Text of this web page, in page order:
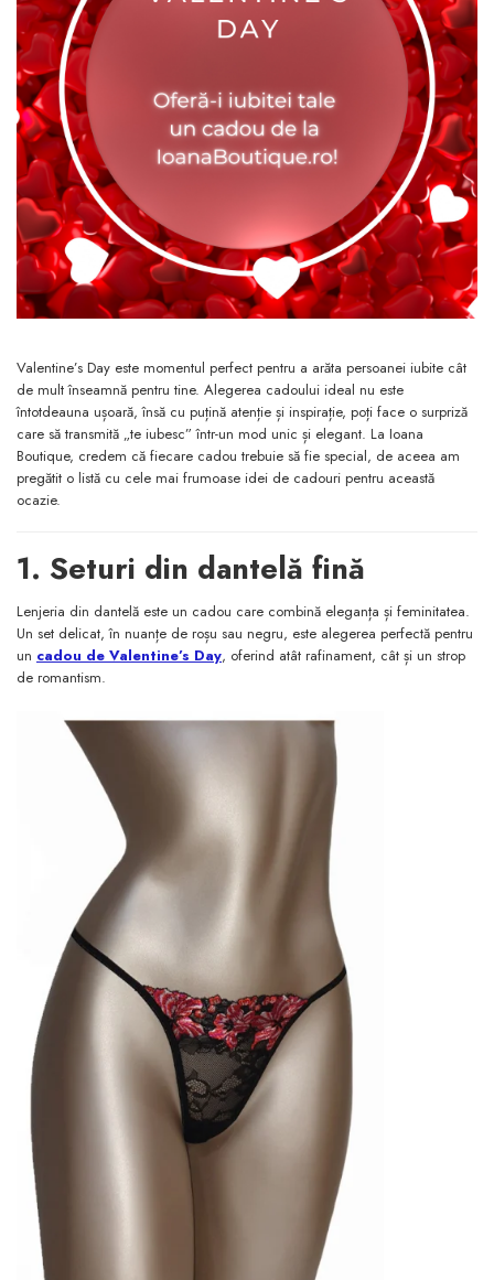
Valentine’s Day este momentul perfect pentru a arăta persoanei iubite cât
de mult înseamnă pentru tine. Alegerea cadoului ideal nu este
întotdeauna ușoară, însă cu puțină atenție și inspirație, poți face o surpriză
care să transmită „te iubesc” într-un mod unic și elegant. La Ioana
Boutique, credem că fiecare cadou trebuie să fie special, de aceea am
pregătit o listă cu cele mai frumoase idei de cadouri pentru această
ocazie.
1. Seturi din dantelă fină
Lenjeria din dantelă este un cadou care combină eleganța și feminitatea.
Un set delicat, în nuanțe de roșu sau negru, este alegerea perfectă pentru
un cadou de Valentine’s Day, oferind atât rafinament, cât și un strop
de romantism.